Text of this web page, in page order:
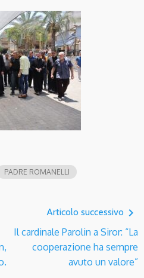
PADRE ROMANELLI
Articolo successivo navigate_next
Il cardinale Parolin a Siror: “La
cooperazione ha sempre
avuto un valore”